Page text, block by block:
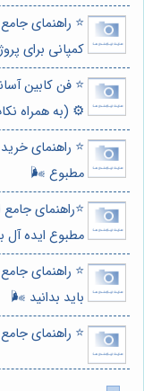
⭐️ راهنمای
کمپانی برای
⭐️ فن کابین
⚙️ (به همراه
⭐️ راهنمای
مطبوع 🌬️
مطبوع ایده
⭐️ راهنمای
باید بدانید 🌬️
⭐️ راهنمای جامع